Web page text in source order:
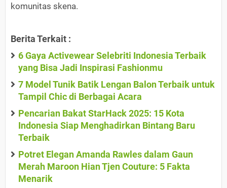
komunitas skena.
Berita Terkait :
6 Gaya Activewear Selebriti Indonesia Terbaik
yang Bisa Jadi Inspirasi Fashionmu
7 Model Tunik Batik Lengan Balon Terbaik untuk
Tampil Chic di Berbagai Acara
Pencarian Bakat StarHack 2025: 15 Kota
Indonesia Siap Menghadirkan Bintang Baru
Terbaik
Potret Elegan Amanda Rawles dalam Gaun
Merah Maroon Hian Tjen Couture: 5 Fakta
Menarik